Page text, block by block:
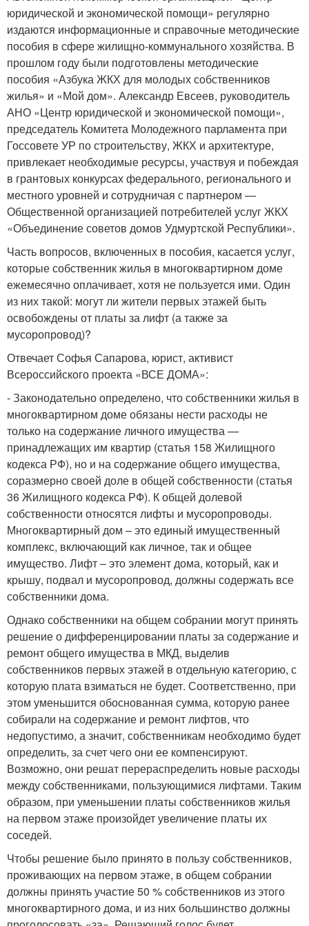
юридической и экономической помощи» регулярно
издаются информационные и справочные методические
пособия в сфере жилищно-коммунального хозяйства. В
прошлом году были подготовлены методические
пособия «Азбука ЖКХ для молодых собственников
жилья» и «Мой дом». Александр Евсеев, руководитель
АНО «Центр юридической и экономической помощи»,
председатель Комитета Молодежного парламента при
Госсовете УР по строительству, ЖКХ и архитектуре,
привлекает необходимые ресурсы, участвуя и побеждая
в грантовых конкурсах федерального, регионального и
местного уровней и сотрудничая с партнером —
Общественной организацией потребителей услуг ЖКХ
«Объединение советов домов Удмуртской Республики».
Часть вопросов, включенных в пособия, касается услуг,
которые собственник жилья в многоквартирном доме
ежемесячно оплачивает, хотя не пользуется ими. Один
из них такой: могут ли жители первых этажей быть
освобождены от платы за лифт (а также за
мусоропровод)?
Отвечает Софья Сапарова, юрист, активист
Всероссийского проекта «ВСЕ ДОМА»:
- Законодательно определено, что собственники жилья в
многоквартирном доме обязаны нести расходы не
только на содержание личного имущества —
принадлежащих им квартир (статья 158 Жилищного
кодекса РФ), но и на содержание общего имущества,
соразмерно своей доле в общей собственности (статья
36 Жилищного кодекса РФ). К общей долевой
собственности относятся лифты и мусоропроводы.
Многоквартирный дом – это единый имущественный
комплекс, включающий как личное, так и общее
имущество. Лифт – это элемент дома, который, как и
крышу, подвал и мусоропровод, должны содержать все
собственники дома.
Однако собственники на общем собрании могут принять
решение о дифференцировании платы за содержание и
ремонт общего имущества в МКД, выделив
собственников первых этажей в отдельную категорию, с
которую плата взиматься не будет. Соответственно, при
этом уменьшится обоснованная сумма, которую ранее
собирали на содержание и ремонт лифтов, что
недопустимо, а значит, собственникам необходимо будет
определить, за счет чего они ее компенсируют.
Возможно, они решат перераспределить новые расходы
между собственниками, пользующимися лифтами. Таким
образом, при уменьшении платы собственников жилья
на первом этаже произойдет увеличение платы их
соседей.
Чтобы решение было принято в пользу собственников,
проживающих на первом этаже, в общем собрании
должны принять участие 50 % собственников из этого
многоквартирного дома, и из них большинство должны